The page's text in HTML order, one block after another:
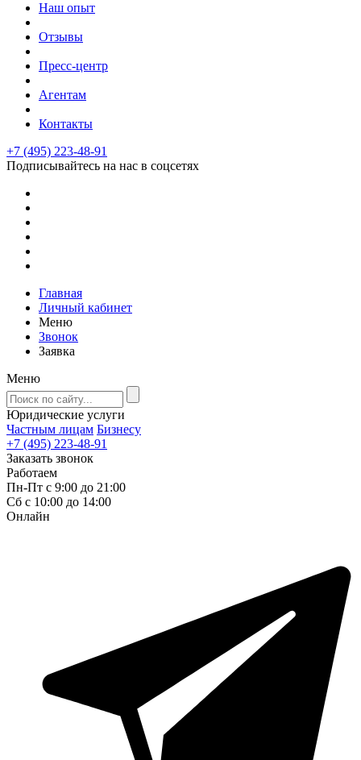
Наш опыт
Отзывы
Пресс-центр
Агентам
Контакты
+7 (495) 223-48-91
Подписывайтесь на нас в соцсетях
Главная
Личный кабинет
Меню
Звонок
Заявка
Меню
Юридические услуги
Частным лицам Бизнесу
+7 (495) 223-48-91
Заказать звонок
Работаем
Пн-Пт с 9:00 до 21:00
Сб с 10:00 до 14:00
Онлайн